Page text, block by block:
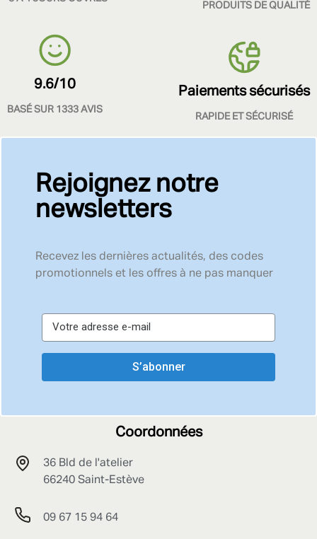
PRODUITS DE QUALITÉ
9.6/10
BASÉ SUR 1333 AVIS
Paiements sécurisés
RAPIDE ET SÉCURISÉ
Rejoignez notre
newsletters
Recevez les dernières actualités, des codes
promotionnels et les offres à ne pas manquer
S’abonner
Coordonnées
36 Bld de l'atelier
66240 Saint-Estève
09 67 15 94 64